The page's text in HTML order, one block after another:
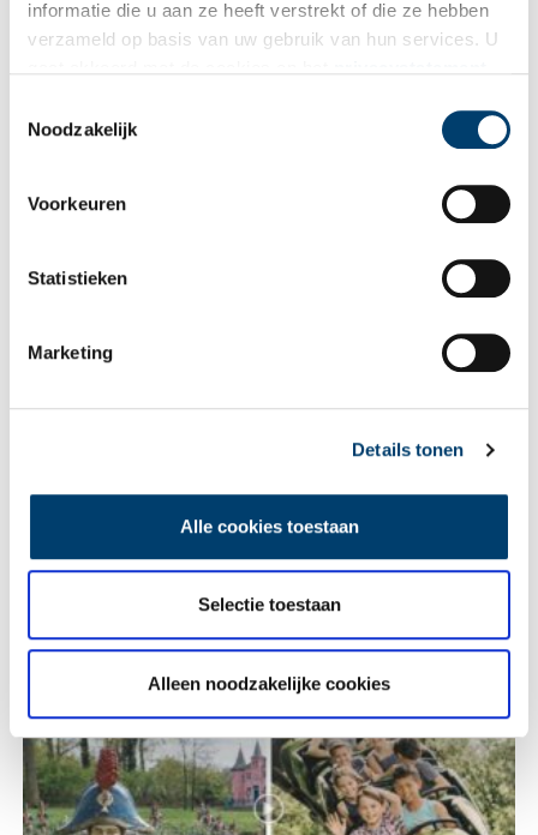
informatie die u aan ze heeft verstrekt of die ze hebben
verzameld op basis van uw gebruik van hun services. U
Noodzakelijk
Voorkeuren
Statistieken
Marketing
Details tonen
Alle cookies toestaan
Selectie toestaan
Alleen noodzakelijke cookies
Vink dit aan als u op de hoogte gehouden wil worden.
Wist je dat… de oudste afgebeelde Hollanders in deze kerk
Een jaar rond in de Eendenkooi ’t Zand